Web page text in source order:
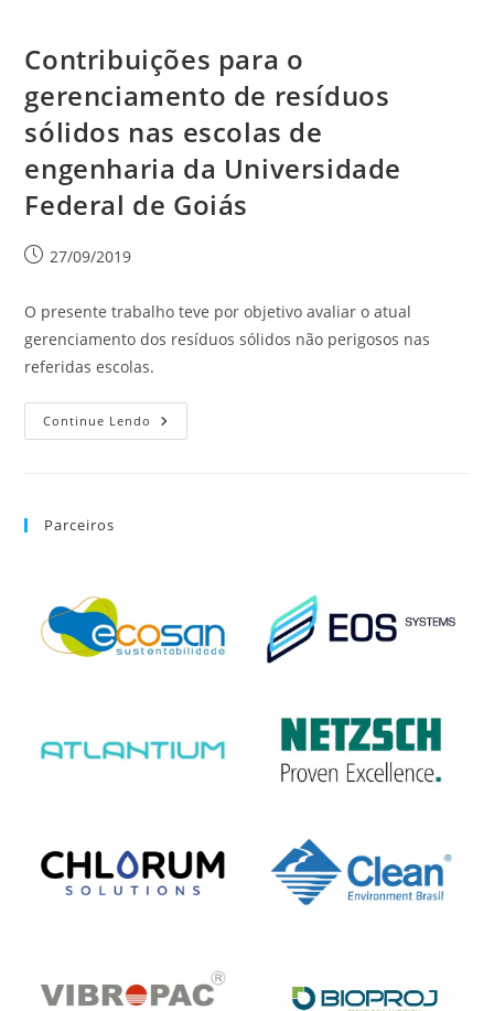
Contribuições para o
gerenciamento de resíduos
sólidos nas escolas de
engenharia da Universidade
Federal de Goiás
27/09/2019
O presente trabalho teve por objetivo avaliar o atual
gerenciamento dos resíduos sólidos não perigosos nas
referidas escolas.
Continue Lendo
Parceiros